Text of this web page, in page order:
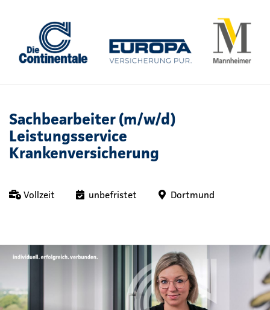
Sachbearbeiter (m/w/d)
Leistungsservice
Krankenversicherung
Vollzeit unbefristet Dortmund